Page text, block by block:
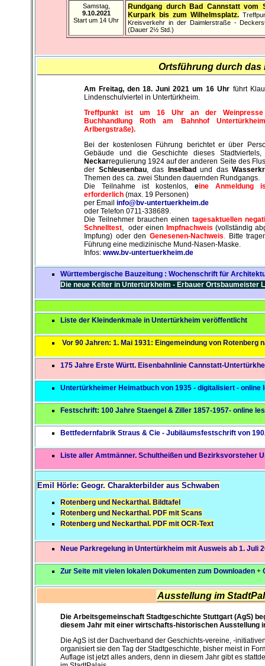
Samstag,
9.10.2021
Start um 14 Uhr
Rundgang durch Bad Cannstatt vom
Kurpark bis zum Wilhelmsplatz.
Kreisverkehr in der Daimlerstraße -
(Dauer 2½ Std.)
Ortsführung durch das
Am Freitag, den 18. Juni 2021 um 16 Uhr führt
Lindenschulviertel in Untertürkheim.
Treffpunkt ist um 16 Uhr an der
Buchhandlung Roth am Bahnhof
Arlbergstraße).
Bei der kostenlosen Führung berichtet er über
Gebäude und die Geschichte dieses
Neckarregulierung 1924 auf der anderen Seite des
der Schleusenbau, das Inselbad und das
Themen des ca. zwei Stunden dauernden Rundgangs.
Die Teilnahme ist kostenlos, eine Anmeldung
erforderlich (max. 19 Personen)
per Email info@bv-untertuerkheim.de
oder Telefon 0711-338689.
Die Teilnehmer brauchen einen tagesaktuellen
Schnelltest, oder einen Impfnachweis (vollständig
Impfung) oder den Genesenen-Nachweis.Bitte
Führung eine medizinische Mund-Nasen-Maske.
Infos: www.bv-untertuerkheim.de
Württembergische Bauzeitung : Wochenschrift für
Die neue Kelter in Untertürkheim - Erbauer Ortsbaumeister
Liste der Kleindenkmale in Untertürkheim veröffentlicht
Vor 90 Jahren: 1. Mai 1931: Eingemeindung von Rotenberg
175 Jahre Erste Württ. Eisenbahnlinie Cannstatt-
Untertürkheimer Heimatbuch von 1935 - digitalisiert - online
Festschrift: 100 Jahre Staengel & Ziller 1857-1957- online
Bettfedernfabrik Straus & Cie - Jubiläumsfestschrift von
Liste aller Amtmänner. Schultheißen und Bezirksvorsteher
Emil Hörle: Geogr. Charakterbilder aus Schwaben
Rotenberg und Neckarthal. Bildtafel
Rotenberg und Neckarthal. PDF mit Scans
Rotenberg und Neckarthal. PDF mit OCR-Text
Neue Parkregelung in Untertürkheim mit Ausweis ab 1. Juli
Zur Seite mit vielen lokalen Dokumenten zum Downloaden +
Ausstellung im
Die Arbeitsgemeinschaft Stadtgeschichte Stuttgart (AgS)
diesem Jahr mit einer wirtschafts-historischen Ausstellung
Die AgS ist der Dachverband der Geschichts-vereine, -
organisiert sie den Tag der Stadtgeschichte, bisher meist in
Auflage ist jetzt alles anders, denn in diesem Jahr gibt es